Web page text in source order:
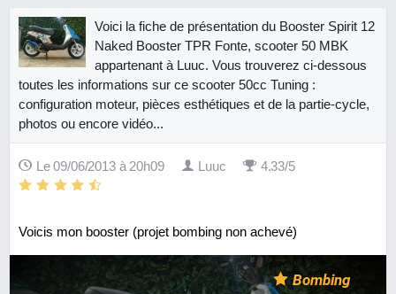
Voici la fiche de présentation du Booster Spirit 12
Naked Booster TPR Fonte, scooter 50 MBK
appartenant à Luuc. Vous trouverez ci-dessous
toutes les informations sur ce scooter 50cc Tuning :
configuration moteur, pièces esthétiques et de la partie-cycle,
photos ou encore vidéo...
Le 09/06/2013 à 20h09 Luuc 4.33/5
Voicis mon booster (projet bombing non achevé)
Bombing